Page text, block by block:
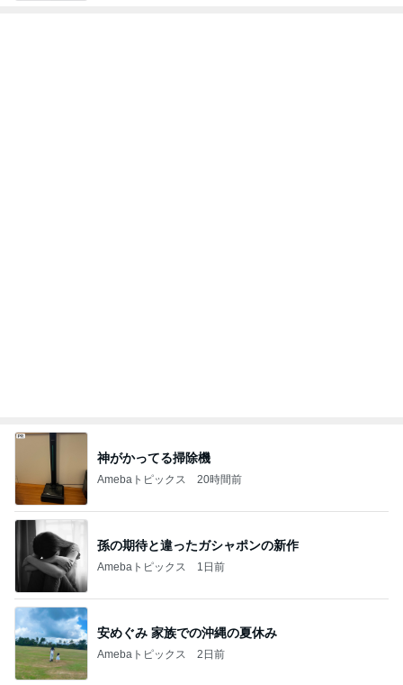
神がかってる掃除機
Amebaトピックス 20時間前
孫の期待と違ったガシャポンの新作
Amebaトピックス 1日前
安めぐみ 家族での沖縄の夏休み
Amebaトピックス 2日前